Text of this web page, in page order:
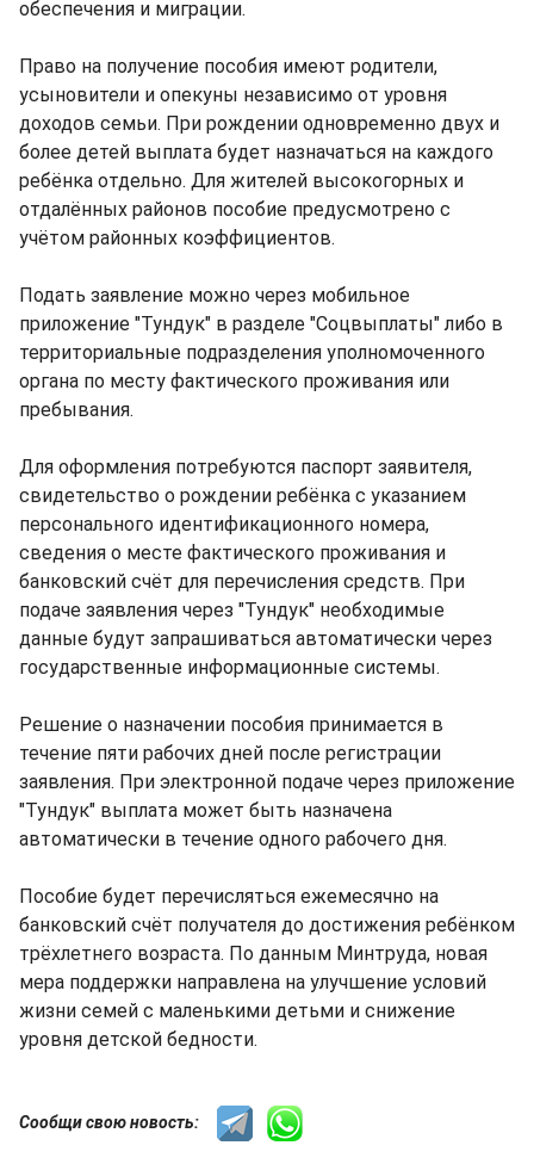
обеспечения и миграции.
Право на получение пособия имеют родители,
усыновители и опекуны независимо от уровня
доходов семьи. При рождении одновременно двух и
более детей выплата будет назначаться на каждого
ребёнка отдельно. Для жителей высокогорных и
отдалённых районов пособие предусмотрено с
учётом районных коэффициентов.
Подать заявление можно через мобильное
приложение "Тундук" в разделе "Соцвыплаты" либо в
территориальные подразделения уполномоченного
органа по месту фактического проживания или
пребывания.
Для оформления потребуются паспорт заявителя,
свидетельство о рождении ребёнка с указанием
персонального идентификационного номера,
сведения о месте фактического проживания и
банковский счёт для перечисления средств. При
подаче заявления через "Тундук" необходимые
данные будут запрашиваться автоматически через
государственные информационные системы.
Решение о назначении пособия принимается в
течение пяти рабочих дней после регистрации
заявления. При электронной подаче через приложение
"Тундук" выплата может быть назначена
автоматически в течение одного рабочего дня.
Пособие будет перечисляться ежемесячно на
банковский счёт получателя до достижения ребёнком
трёхлетнего возраста. По данным Минтруда, новая
мера поддержки направлена на улучшение условий
жизни семей с маленькими детьми и снижение
уровня детской бедности.
Сообщи свою новость: